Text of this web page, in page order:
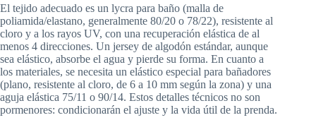
El tejido adecuado es un lycra para baño (malla de
poliamida/elastano, generalmente 80/20 o 78/22), resistente al
cloro y a los rayos UV, con una recuperación elástica de al
menos 4 direcciones. Un jersey de algodón estándar, aunque
sea elástico, absorbe el agua y pierde su forma. En cuanto a
los materiales, se necesita un elástico especial para bañadores
(plano, resistente al cloro, de 6 a 10 mm según la zona) y una
aguja elástica 75/11 o 90/14. Estos detalles técnicos no son
pormenores: condicionarán el ajuste y la vida útil de la prenda.